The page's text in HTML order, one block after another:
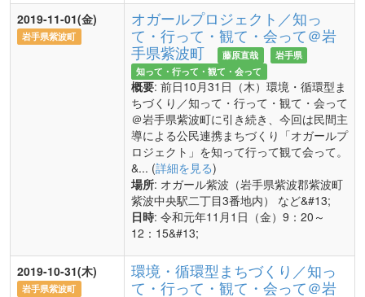
2019-11-01(金)
岩手県紫波町
オガールプロジェクト／知っ
て・行って・観て・会って＠岩
手県紫波町
藤原直哉
岩手県
知って・行って・観て・会って
概要: 前日10月31日（木）環境・循環型ま
ちづくり／知って・行って・観て・会って
＠岩手県紫波町に引き続き、今回は民間主
導による公民連携まちづくり「オガールプ
ロジェクト」を知って行って観て会って。
&... (詳細を見る)
場所: オガール紫波（岩手県紫波郡紫波町
紫波中央駅二丁目3番地内） など&#13;
日時: 令和元年11月1日（金）9：20～
12：15&#13;
2019-10-31(木)
岩手県紫波町
環境・循環型まちづくり／知っ
て・行って・観て・会って＠岩